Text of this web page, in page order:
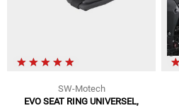
SW-Motech
EVO SEAT RING UNIVERSEL,